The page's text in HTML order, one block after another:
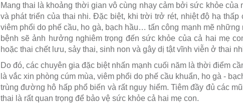
Mang thai là khoảng thời gian vô cùng nhạy cảm bởi sức khỏe
và phát triển của thai nhi. Đặc biệt, khi trời trở rét, nhiệt độ hạ
viêm phổi do phế cầu, ho gà, bạch hầu… tấn công mạnh mẽ
bệnh sẽ ảnh hưởng nghiêm trọng đến sức khỏe của cả hai mẹ
hoặc thai chết lưu, sảy thai, sinh non và gây dị tật vĩnh viễn ở thai
Do đó, các chuyên gia đặc biệt nhấn mạnh cuối năm là thời điểm
là vắc xin phòng cúm mùa, viêm phổi do phế cầu khuẩn, ho gà -
trùng đường hô hấp phổ biến và rất nguy hiểm. Tiêm đầy đủ các
thai là rất quan trọng để bảo vệ sức khỏe cả hai mẹ con.